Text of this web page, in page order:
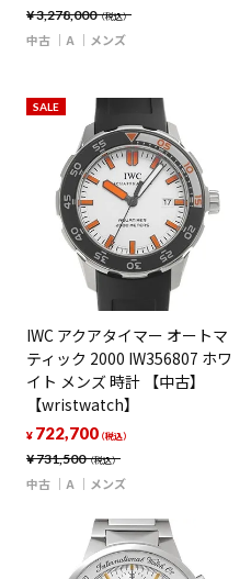
¥3,278,000（税込）
中古 A メンズ
SALE
IWC アクアタイマー オートマ
ティック 2000 IW356807 ホワ
イト メンズ 時計 【中古】
【wristwatch】
¥731,500（税込）
¥ 722,700（税込）
中古 A メンズ